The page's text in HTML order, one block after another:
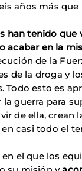
años más
han tenido que
acabar en la
de la
de la droga y
Todo esto es
guerra para
de ella, crean
casi todo el
el que los